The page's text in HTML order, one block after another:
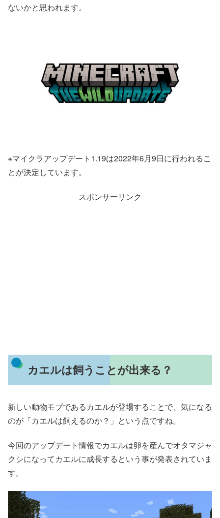
ないかと思われます。
※マイクラアップデート1.19は2022年6月9日に行われるこ
とが決定しています。
スポンサーリンク
カエルは飼うことが出来る？
新しい動物モブであるカエルが登場することで、気になる
のが「カエルは飼えるのか？」という点ですね。
今回のアップデート情報でカエルは卵を産んでオタマジャ
クシになってカエルに成長するという事が発表されていま
す。